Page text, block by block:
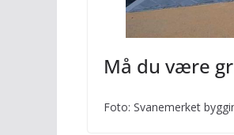
Må du være
Foto: Svanemerket